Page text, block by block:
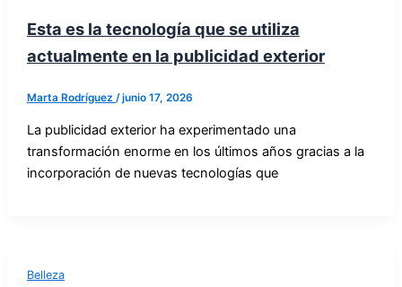
Esta es la tecnología que se utiliza
actualmente en la publicidad exterior
Marta Rodríguez /junio 17, 2026
La publicidad exterior ha experimentado una
transformación enorme en los últimos años gracias a la
incorporación de nuevas tecnologías que
Belleza